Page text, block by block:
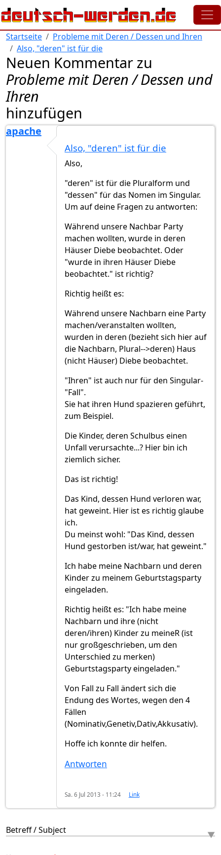
Direkt zum Inhalt
Startseite
Probleme mit Deren / Dessen und Ihren
Also, "deren" ist für die
Neuen Kommentar zu
Probleme mit Deren / Dessen und
Ihren
hinzufügen
apache
Also, "deren" ist für die
Also,
"deren" ist für die Pluralform und
"dessen" für das Nomen im Singular.
Um auf deine Fragen zu antworten:
Während unsere Nachbar Party
machen wollten, wurde in deren
Häuser Diebe beobachtet. Oder
"wurde in ihren Häuser Diebe
beobachtet." ist richtig?
Richtig heißt es:
Während unsere Nachbarn eine Party
machen/veranstalten wollten,
wurden in deren (bezieht sich hier auf
die Nachbarn, Plural-->deren) Haus
(nicht Häuser) Diebe beobachtet.
"Ihren" ist auch nur für den Singular-
"Fall".
Sie hat ihren Hund spazieren geführt,
zum Beispiel.
Die Kinder, deren Schulbus einen
Unfall verursachte...? Hier bin ich
ziemlich sicher.
Das ist richtig!
Das Kind, dessen Hund verloren war,
hat geweint. Hier ist es richtig glaube
ich.
Du meinst wohl: "Das Kind, dessen
Hund gestorben ist/war, hat geweint."
Ich habe meine Nachbarn und deren
Kinder zu meinem Geburtstagsparty
eingeladen.
Richtig heißt es: "Ich habe meine
Nachbarn und ihre (nicht
deren/ihren) Kinder zu meineR (ist
nur großgeschrieben, um den
Unterschied zu merken)
Geburtstagsparty eingeladen."
Von Fall zu Fall ändert sich die
Endung des Wortes, wegen den 4
Fällen
(Nominativ,Genetiv,Dativ,Akkusativ).
Hoffe ich konnte dir helfen.
Antworten
Sa. 6 Jul 2013 - 11:24 Link
Betreff / Subject